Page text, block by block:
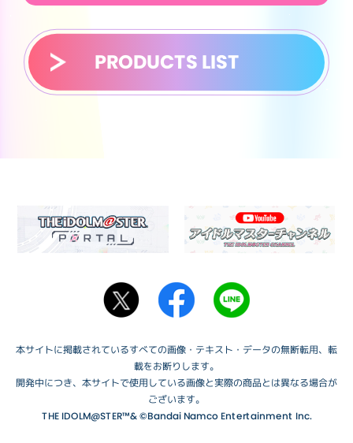
PRODUCTS LIST
本サイトに掲載されているすべての画像・テキスト・データの無断転用、転
載をお断りします。
開発中につき、本サイトで使用している画像と実際の商品とは異なる場合が
ございます。
THE IDOLM@STER™& ©Bandai Namco Entertainment Inc.